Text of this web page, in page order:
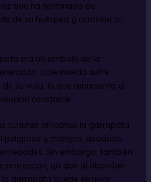
que ha terminado de
de su huésped y continúa su
era un símbolo de la
Este insecto sufre
su vida, lo que representa el
constante.
culturas africanas la garrapata
peligroso y maligno, asociado
Sin embargo, también
protección, ya que al absorber
garrapata puede eliminar